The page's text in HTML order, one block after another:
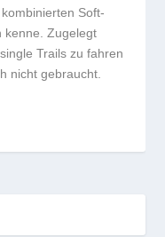
Soft-
kenne. Zugelegt
Trails zu fahren
nicht gebraucht.